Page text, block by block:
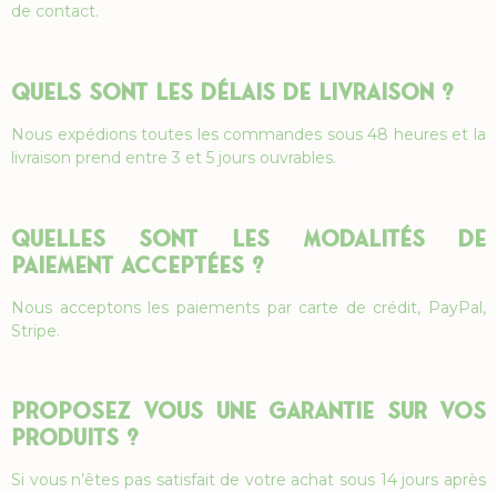
de contact.
Quels sont les délais de livraison ?
Nous expédions toutes les commandes sous 48 heures et la
livraison prend entre 3 et 5 jours ouvrables.
Quelles sont les modalités de
paiement acceptées ?
Nous acceptons les paiements par carte de crédit, PayPal,
Stripe.
Proposez vous une garantie sur vos
produits ?
Si vous n’êtes pas satisfait de votre achat sous 14 jours après